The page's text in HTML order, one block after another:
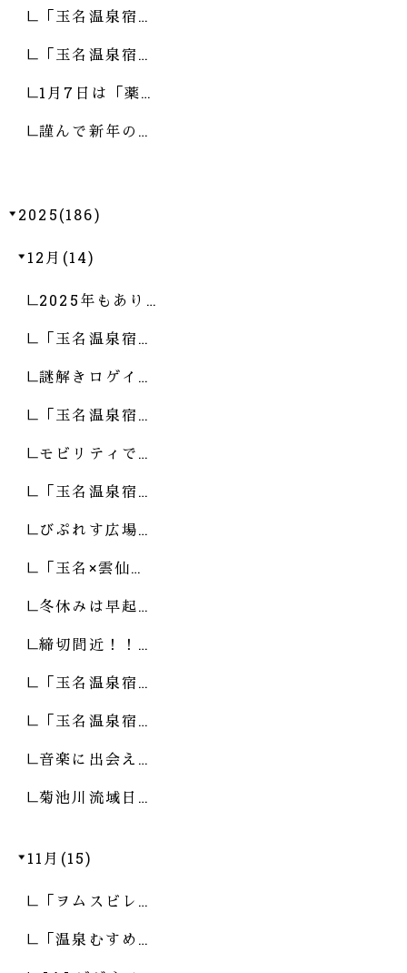
「玉名温泉宿…
「玉名温泉宿…
1月7日は「薬…
謹んで新年の…
2025(186)
12月(14)
2025年もあり…
「玉名温泉宿…
謎解きロゲイ…
「玉名温泉宿…
モビリティで…
「玉名温泉宿…
びぷれす広場…
「玉名×雲仙…
冬休みは早起…
締切間近！！…
「玉名温泉宿…
「玉名温泉宿…
音楽に出会え…
菊池川流域日…
11月(15)
「ヲムスビレ…
「温泉むすめ…